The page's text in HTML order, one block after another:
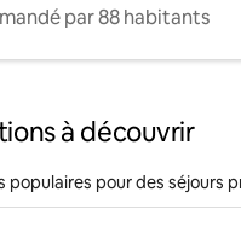
par 88 habitants
à découvrir
populaires pour des séjours